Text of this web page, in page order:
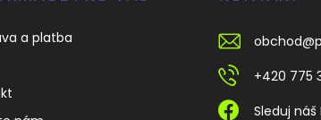
a platba
obchod@
+420 775
Sleduj